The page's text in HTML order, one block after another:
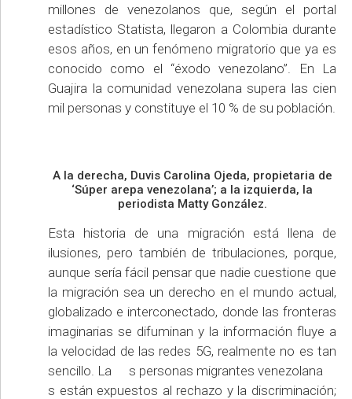
millones de venezolanos que, según el portal
estadístico Statista, llegaron a Colombia durante
esos años, en un fenómeno migratorio que ya es
conocido como el “éxodo venezolano”. En La
Guajira la comunidad venezolana supera las cien
mil personas y constituye el 10 % de su población.
A la derecha, Duvis Carolina Ojeda, propietaria de
‘Súper arepa venezolana’; a la izquierda, la
periodista Matty González.
Esta historia de una migración está llena de
ilusiones, pero también de tribulaciones, porque,
aunque sería fácil pensar que nadie cuestione que
la migración sea un derecho en el mundo actual,
globalizado e interconectado, donde las fronteras
imaginarias se difuminan y la información fluye a
la velocidad de las redes 5G, realmente no es tan
sencillo. La s personas migrantes venezolana
s están expuestos al rechazo y la discriminación;